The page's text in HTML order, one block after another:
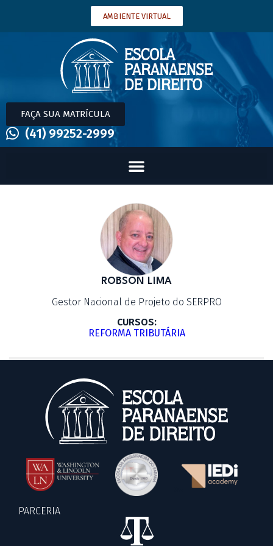
AMBIENTE VIRTUAL
FAÇA SUA MATRÍCULA
(41) 99252-2999
ROBSON LIMA
Gestor Nacional de Projeto do SERPRO
CURSOS:
REFORMA TRIBUTÁRIA
PARCERIA